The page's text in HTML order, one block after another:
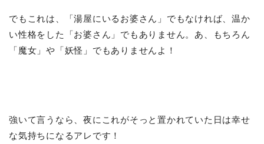
でもこれは、「湯屋にいるお婆さん」でもなければ、温か
い性格をした「お婆さん」でもありません。あ、もちろん
「魔女」や「妖怪」でもありませんよ！
強いて言うなら、夜にこれがそっと置かれていた日は幸せ
な気持ちになるアレです！